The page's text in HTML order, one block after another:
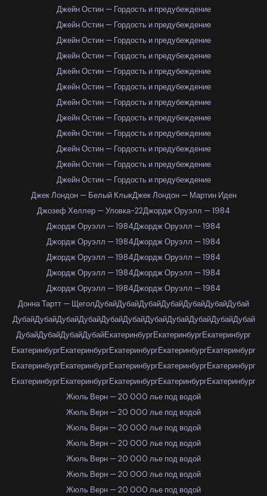
Джейн Остин — Гордость и предубеждение
Джейн Остин — Гордость и предубеждение
Джейн Остин — Гордость и предубеждение
Джейн Остин — Гордость и предубеждение
Джейн Остин — Гордость и предубеждение
Джейн Остин — Гордость и предубеждение
Джейн Остин — Гордость и предубеждение
Джейн Остин — Гордость и предубеждение
Джейн Остин — Гордость и предубеждение
Джейн Остин — Гордость и предубеждение
Джейн Остин — Гордость и предубеждение
Джейн Остин — Гордость и предубеждение
Джек Лондон — Белый КлыкДжек Лондон — Мартин Иден
Джозеф Хеллер — Уловка-22Джордж Оруэлл — 1984
Джордж Оруэлл — 1984Джордж Оруэлл — 1984
Джордж Оруэлл — 1984Джордж Оруэлл — 1984
Джордж Оруэлл — 1984Джордж Оруэлл — 1984
Джордж Оруэлл — 1984Джордж Оруэлл — 1984
Джордж Оруэлл — 1984Джордж Оруэлл — 1984
Донна Тартт — ЩеголДубайДубайДубайДубайДубайДубайДубай
ДубайДубайДубайДубайДубайДубайДубайДубайДубайДубайДубай
ДубайДубайДубайДубайЕкатеринбургЕкатеринбургЕкатеринбург
ЕкатеринбургЕкатеринбургЕкатеринбургЕкатеринбургЕкатеринбург
ЕкатеринбургЕкатеринбургЕкатеринбургЕкатеринбургЕкатеринбург
ЕкатеринбургЕкатеринбургЕкатеринбургЕкатеринбургЕкатеринбург
Жюль Верн — 20 000 лье под водой
Жюль Верн — 20 000 лье под водой
Жюль Верн — 20 000 лье под водой
Жюль Верн — 20 000 лье под водой
Жюль Верн — 20 000 лье под водой
Жюль Верн — 20 000 лье под водой
Жюль Верн — 20 000 лье под водой